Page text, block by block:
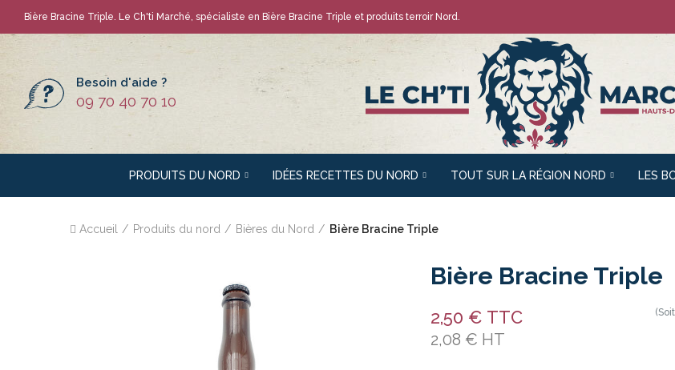
Bière Bracine Triple. Le Ch'ti Marché, spécialiste en Bière Bracine Triple et produits terroir Nord.
Besoin d'aide ?
09 70 40 70 10
PRODUITS DU NORD IDÉES RECETTES DU NORD TOUT SUR LA RÉGION NORD LES
Accueil Produits du nord Bières du Nord Bière Bracine Triple
Bière Bracine Triple
2,50 € TTC
2,08 € HT